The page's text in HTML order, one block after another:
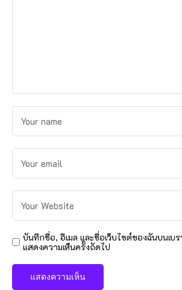
บันทึกชื่อ, อีเมล และชื่อเว็บไซต์ของฉันบนเบ
แสดงความเห็นครั้งถัดไป